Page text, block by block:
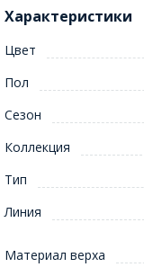
Характеристики
Цвет
Пол
Сезон
Коллекция
Тип
Линия
Материал верха